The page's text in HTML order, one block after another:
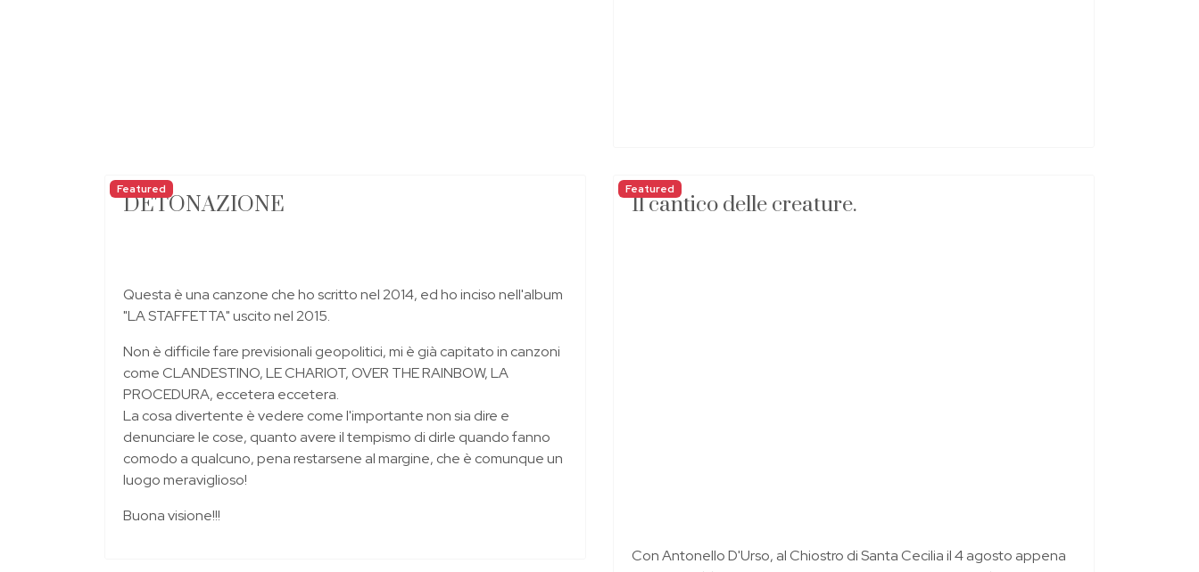
Featured
DETONAZIONE
Questa è una canzone che ho scritto nel 2014, ed ho inciso nell'album
"LA STAFFETTA" uscito nel 2015.
Non è difficile fare previsionali geopolitici, mi è già capitato in canzoni
come CLANDESTINO, LE CHARIOT, OVER THE RAINBOW, LA
PROCEDURA, eccetera eccetera.
La cosa divertente è vedere come l'importante non sia dire e
denunciare le cose, quanto avere il tempismo di dirle quando fanno
comodo a qualcuno, pena restarsene al margine, che è comunque un
luogo meraviglioso!
Buona visione!!!
Featured
Il cantico delle creature.
Con Antonello D'Urso, al Chiostro di Santa Cecilia il 4 agosto appena